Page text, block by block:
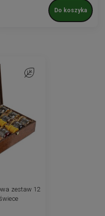
Do koszyka
zestaw 12
Do ulubionych